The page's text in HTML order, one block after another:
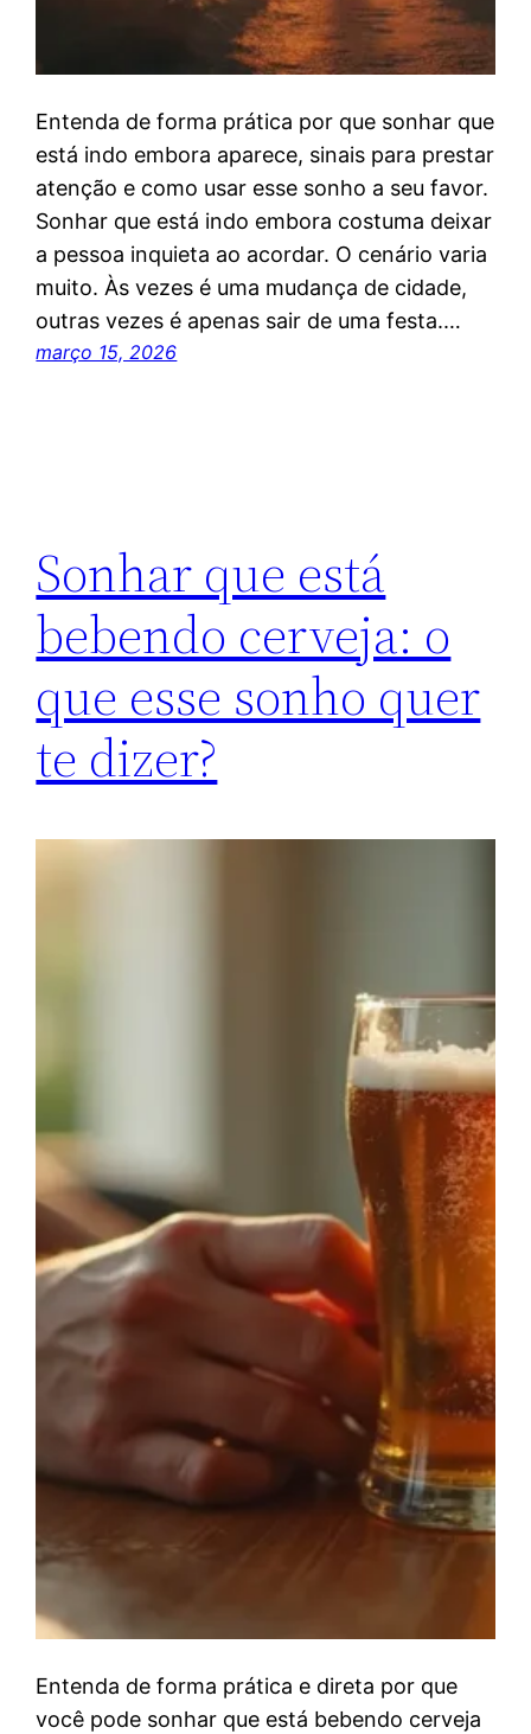
Entenda de forma prática por que sonhar que
está indo embora aparece, sinais para prestar
atenção e como usar esse sonho a seu favor.
Sonhar que está indo embora costuma deixar
a pessoa inquieta ao acordar. O cenário varia
muito. Às vezes é uma mudança de cidade,
outras vezes é apenas sair de uma festa.…
março 15, 2026
Sonhar que está
bebendo cerveja: o
que esse sonho quer
te dizer?
Entenda de forma prática e direta por que
você pode sonhar que está bebendo cerveja